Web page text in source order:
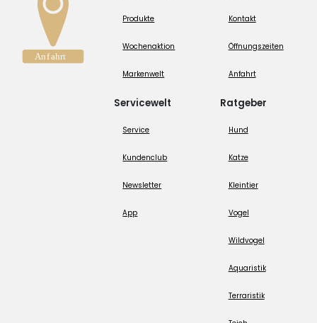
Produkte
Wochenaktion
Markenwelt
Servicewelt
Service
Kundenclub
Newsletter
App
Kontakt
Öffnungszeiten
Anfahrt
Ratgeber
Hund
Katze
Kleintier
Vogel
Wildvogel
Aquaristik
Terraristik